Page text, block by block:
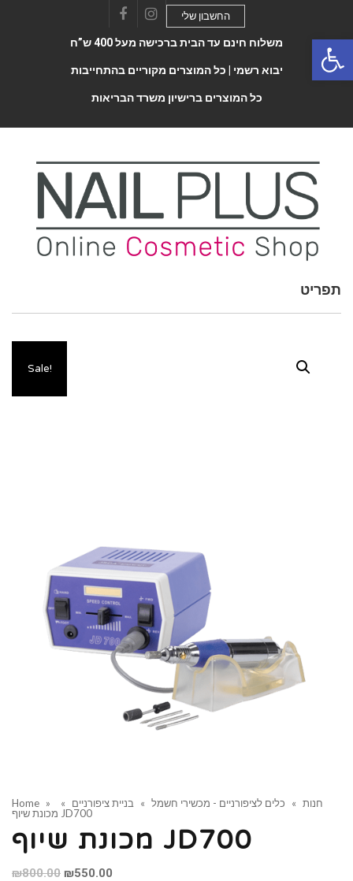
FacebookInstagram
החשבון שלי
משלוח חינם עד הבית ברכישה מעל 400 ש”ח
יבוא רשמי | כל המוצרים מקוריים בהתחייבות
כל המוצרים ברישיון משרד הבריאות
Toggle
תפריט
Sale!
Home » חנות » כלים לציפורניים - מכשירי חשמל » בניית ציפורניים
»
מכונת שיוף JD700
מכונת שיוף JD700
₪800.00 Original
₪550.00